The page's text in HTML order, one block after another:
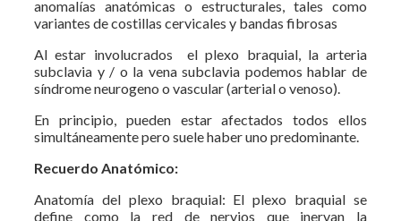
anomalías anatómicas o estructurales, tales como
variantes de costillas cervicales y bandas fibrosas
Al estar involucrados el plexo braquial, la arteria
subclavia y / o la vena subclavia podemos hablar de
síndrome neurogeno o vascular (arterial o venoso).
En principio, pueden estar afectados todos ellos
simultáneamente pero suele haber uno predominante.
Recuerdo Anatómico:
Anatomía del plexo braquial: El plexo braquial se
define como la red de nervios que inervan la